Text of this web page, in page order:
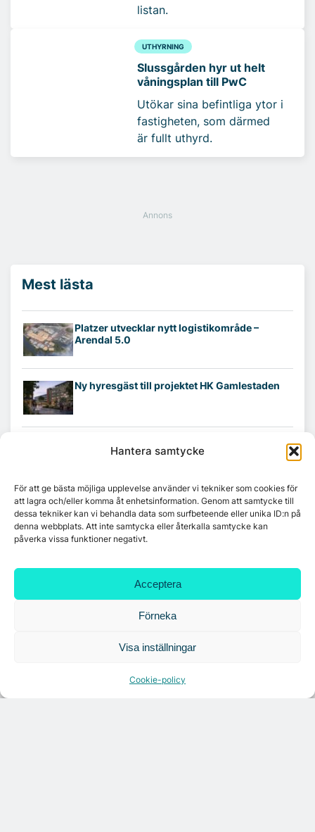
Hantera samtycke
För att ge bästa möjliga upplevelse använder vi tekniker som cookies för
att lagra och/eller komma åt enhetsinformation. Genom att samtycke till
dessa tekniker kan vi behandla data som surfbeteende eller unika ID:n på
denna webbplats. Att inte samtycka eller återkalla samtycke kan
påverka vissa funktioner negativt.
Acceptera
Förneka
Visa inställningar
Cookie-policy
listan.
UTHYRNING
Slussgården hyr ut helt
våningsplan till PwC
Utökar sina befintliga ytor i
fastigheten, som därmed
är fullt uthyrd.
Mest lästa
Platzer utvecklar nytt logistikområde –
Arendal 5.0
Ny hyresgäst till projektet HK Gamlestaden
Tandem Health flyttar till Kungsgatan